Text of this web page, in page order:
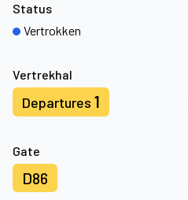
Vertrekhal
Departures 1
Gate
D86
Status
Vertrokken